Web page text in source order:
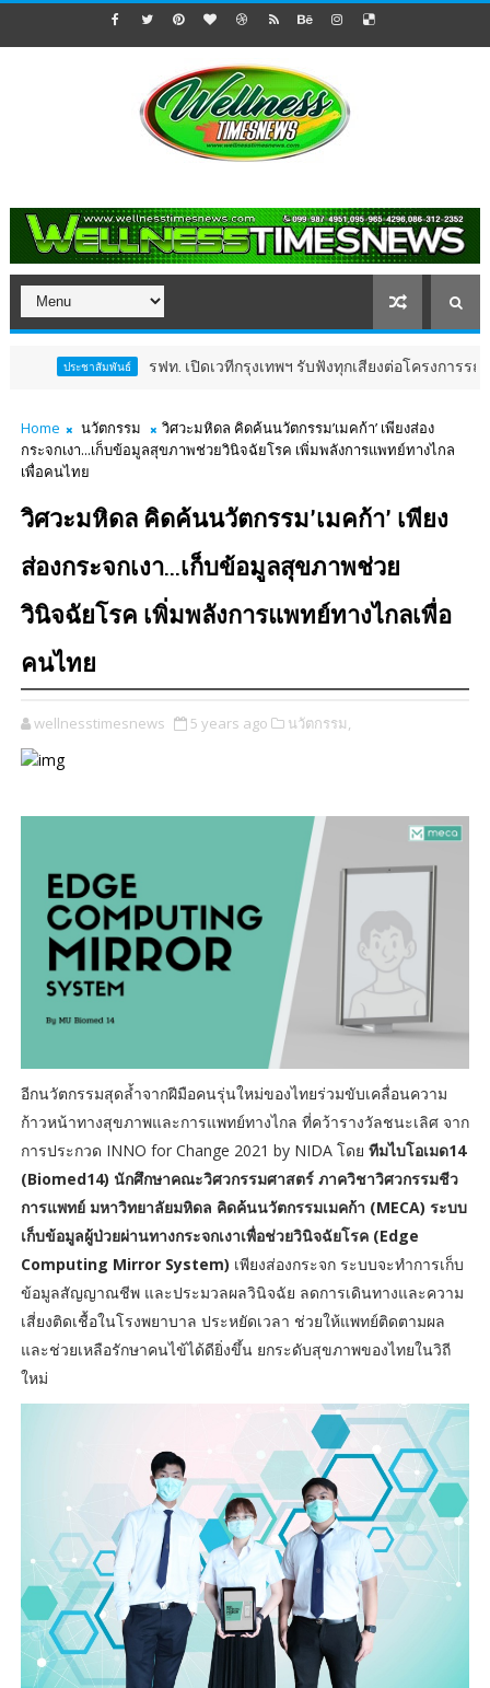
รฟท. เปิดเวทีกรุงเทพฯ รับฟังทุกเสียงต่อโครงการรถไฟฟ้าวงเ
Home นวัตกรรม
วิศวะมหิดล คิดค้นนวัตกรรม’เมคก้า’ เพียงส่อง
กระจกเงา...เก็บข้อมูลสุขภาพช่วยวินิจฉัยโรค เพิ่มพลังการแพทย์ทางไกล
เพื่อคนไทย
วิศวะมหิดล คิดค้นนวัตกรรม’เมคก้า’ เพียง
ส่องกระจกเงา...เก็บข้อมูลสุขภาพช่วย
วินิจฉัยโรค เพิ่มพลังการแพทย์ทางไกลเพื่อ
คนไทย
wellnesstimesnews 5 years ago นวัตกรรม,
อีกนวัตกรรมสุดล้ำจากฝีมือคนรุ่นใหม่ของไทยร่วมขับเคลื่อนความ
ก้าวหน้าทางสุขภาพและการแพทย์ทางไกล ที่คว้ารางวัลชนะเลิศ จาก
การประกวด INNO for Change 2021 by NIDA โดย ทีมไบโอเมด14
(Biomed14) นักศึกษาคณะวิศวกรรมศาสตร์ ภาควิชาวิศวกรรมชีว
การแพทย์ มหาวิทยาลัยมหิดล คิดค้นนวัตกรรมเมคก้า (MECA) ระบบ
เก็บข้อมูลผู้ป่วยผ่านทางกระจกเงาเพื่อช่วยวินิจฉัยโรค (Edge
Computing Mirror System) เพียงส่องกระจก ระบบจะทำการเก็บ
ข้อมูลสัญญาณชีพ และประมวลผลวินิจฉัย ลดการเดินทางและความ
เสี่ยงติดเชื้อในโรงพยาบาล ประหยัดเวลา ช่วยให้แพทย์ติดตามผล
และช่วยเหลือรักษาคนไข้ได้ดียิ่งขึ้น ยกระดับสุขภาพของไทยในวิถี
ใหม่